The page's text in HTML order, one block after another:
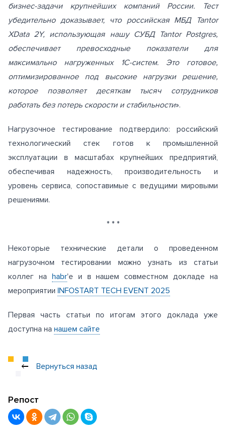
бизнес-задачи крупнейших компаний России. Тест
убедительно доказывает, что российская МБД Tantor
XData 2Y, использующая нашу СУБД Tantor Postgres,
обеспечивает превосходные показатели для
максимально нагруженных 1С-систем. Это готовое,
оптимизированное под высокие нагрузки решение,
которое позволяет десяткам тысяч сотрудников
работать без потерь скорости и стабильности».
Нагрузочное тестирование подтвердило: российский
технологический стек готов к промышленной
эксплуатации в масштабах крупнейших предприятий,
обеспечивая надежность, производительность и
уровень сервиса, сопоставимые с ведущими мировыми
решениями.
* * *
Некоторые технические детали о проведенном
нагрузочном тестировании можно узнать из статьи
коллег на habr'е и в нашем совместном докладе на
мероприятии INFOSTART TECH EVENT 2025
Первая часть статьи по итогам этого доклада уже
доступна на нашем сайте
Вернуться назад
Репост